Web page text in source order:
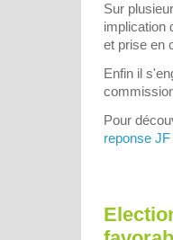
Sur
implication
et prise en
Enfin il
Pour
reponse JF